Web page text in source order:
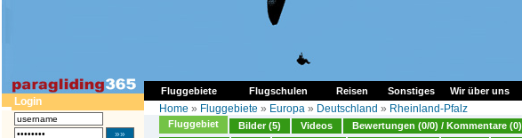
Fluggebiete Flugschulen Reisen Sonstiges Wir über uns
Login
Home » Fluggebiete » Europa » Deutschland » Rheinland-Pfalz
Fluggebiet Bilder (5) Videos
Bewertungen (0/0) / Kommentare (0)